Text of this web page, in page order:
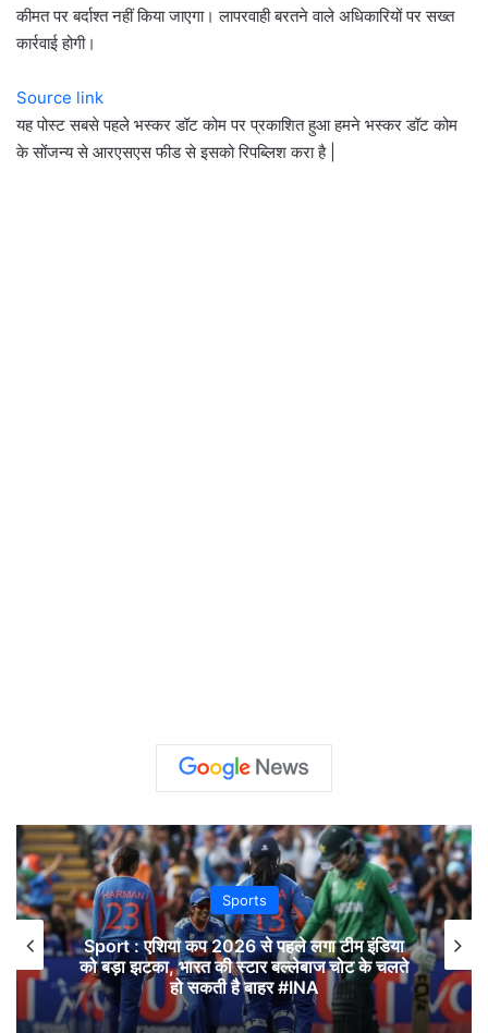
कीमत पर बर्दाश्त नहीं किया जाएगा। लापरवाही बरतने वाले अधिकारियों पर सख्त
कार्रवाई होगी।
Source link
यह पोस्ट सबसे पहले भस्कर डॉट कोम पर प्रकाशित हुआ हमने भस्कर डॉट कोम
के सोंजन्य से आरएसएस फीड से इसको रिपब्लिश करा है |
Sports
Sport : एशिया कप 2026 से पहले लगा टीम इंडिया
को बड़ा झटका, भारत की स्टार बल्लेबाज चोट के चलते
हो सकती है बाहर #INA